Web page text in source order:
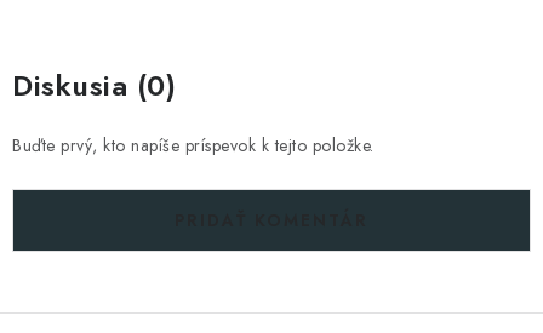
Diskusia (0)
Buďte prvý, kto napíše príspevok k tejto položke.